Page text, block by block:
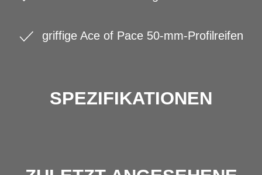
griffige Ace of Pace 50-mm-Profilreifen
SPEZIFIKATIONEN